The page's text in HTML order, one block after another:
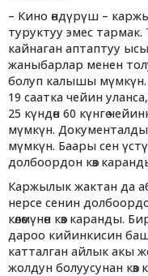
– Кино өндүрүш –
туруктуу эмес
кайнаган аптаптуу
жаныбарлар менен
болуп калышы мүмкүн.
19 саатка чейин
25 күндөн 60 күнгө
мүмкүн.
мүмкүн. Баары сен
долбоордон көз
Каржылык жактан да
нерсе сенин
көлөмүнөн көз
дароо кийинкисин
катталган айлык акы
жолдун болуусунан көз